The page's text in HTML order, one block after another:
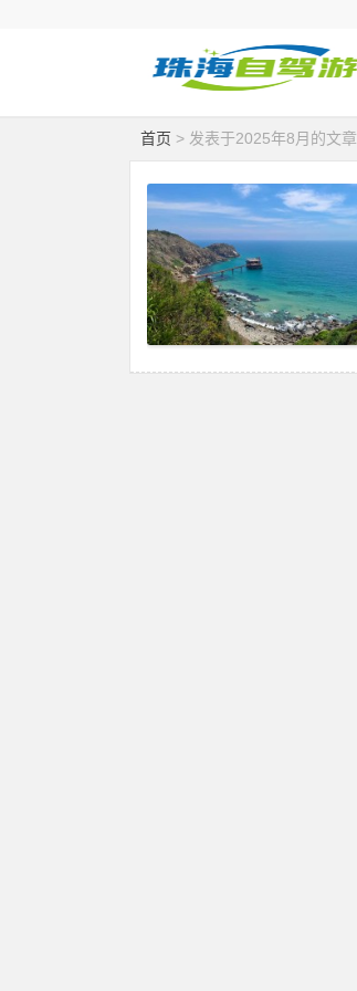
首页 > 发表于2025年8月的文章